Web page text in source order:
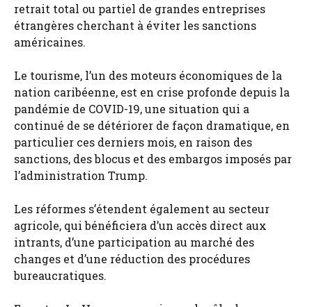
retrait total ou partiel de grandes entreprises
étrangères cherchant à éviter les sanctions
américaines.
Le tourisme, l’un des moteurs économiques de la
nation caribéenne, est en crise profonde depuis la
pandémie de COVID-19, une situation qui a
continué de se détériorer de façon dramatique, en
particulier ces derniers mois, en raison des
sanctions, des blocus et des embargos imposés par
l’administration Trump.
Les réformes s’étendent également au secteur
agricole, qui bénéficiera d’un accès direct aux
intrants, d’une participation au marché des
changes et d’une réduction des procédures
bureaucratiques.